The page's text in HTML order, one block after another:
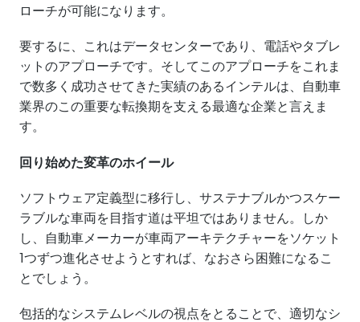
ローチが可能になります。
要するに、これはデータセンターであり、電話やタブレ
ットのアプローチです。そしてこのアプローチをこれま
で数多く成功させてきた実績のあるインテルは、自動車
業界のこの重要な転換期を支える最適な企業と言えま
す。
回り始めた変革のホイール
ソフトウェア定義型に移行し、サステナブルかつスケー
ラブルな車両を目指す道は平坦ではありません。しか
し、自動車メーカーが車両アーキテクチャーをソケット
1つずつ進化させようとすれば、なおさら困難になるこ
とでしょう。
包括的なシステムレベルの視点をとることで、適切なシ